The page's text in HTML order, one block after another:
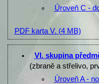
Úroveň C -
PDF karta V. (4 MB)
VI. skupina
(zbraně a střelivo,
Úroveň A -